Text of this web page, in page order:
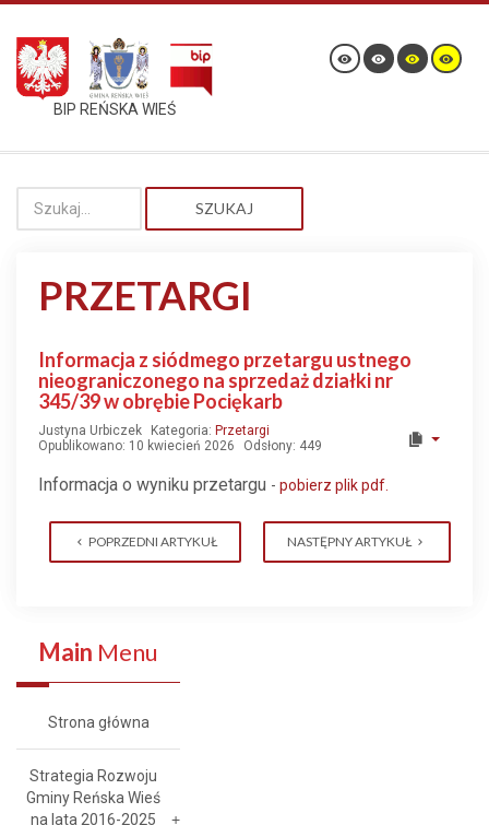
BIP REŃSKA WIEŚ
SZUKAJ
PRZETARGI
Informacja z siódmego przetargu ustnego
nieograniczonego na sprzedaż działki nr
345/39 w obrębie Pociękarb
Justyna Urbiczek Kategoria: Przetargi
Opublikowano: 10 kwiecień 2026
Odsłony: 449
Informacja o wyniku przetargu - pobierz plik pdf.
POPRZEDNI ARTYKUŁ NASTĘPNY ARTYKUŁ
Main Menu
Strona główna
Strategia Rozwoju
Gminy Reńska Wieś
na lata 2016-2025